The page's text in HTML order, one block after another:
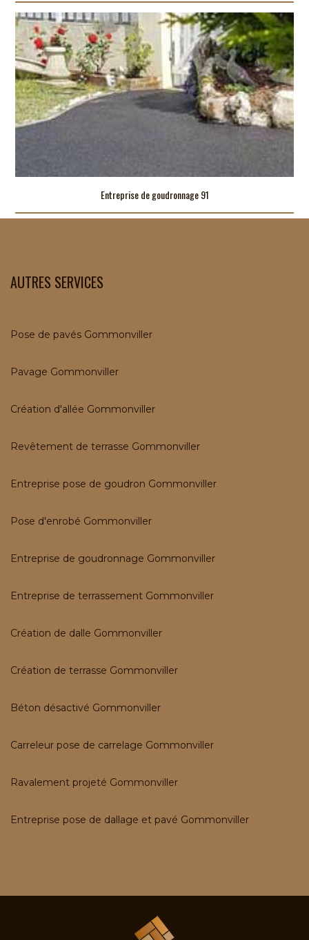
Entreprise de goudronnage 91
AUTRES SERVICES
Pose de pavés Gommonviller
Pavage Gommonviller
Création d'allée Gommonviller
Revêtement de terrasse Gommonviller
Entreprise pose de goudron Gommonviller
Pose d'enrobé Gommonviller
Entreprise de goudronnage Gommonviller
Entreprise de terrassement Gommonviller
Création de dalle Gommonviller
Création de terrasse Gommonviller
Béton désactivé Gommonviller
Carreleur pose de carrelage Gommonviller
Ravalement projeté Gommonviller
Entreprise pose de dallage et pavé Gommonviller